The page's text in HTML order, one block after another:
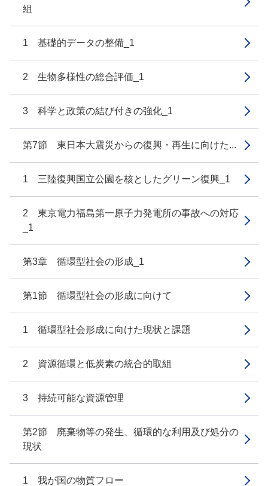
組
1 基礎的データの整備_1
2 生物多様性の総合評価_1
3 科学と政策の結び付きの強化_1
第7節 東日本大震災からの復興・再生に向けた...
1 三陸復興国立公園を核としたグリーン復興_1
2 東京電力福島第一原子力発電所の事故への対応
_1
第3章 循環型社会の形成_1
第1節 循環型社会の形成に向けて
1 循環型社会形成に向けた現状と課題
2 資源循環と低炭素の統合的取組
3 持続可能な資源管理
第2節 廃棄物等の発生、循環的な利用及び処分の
現状
1 我が国の物質フロー